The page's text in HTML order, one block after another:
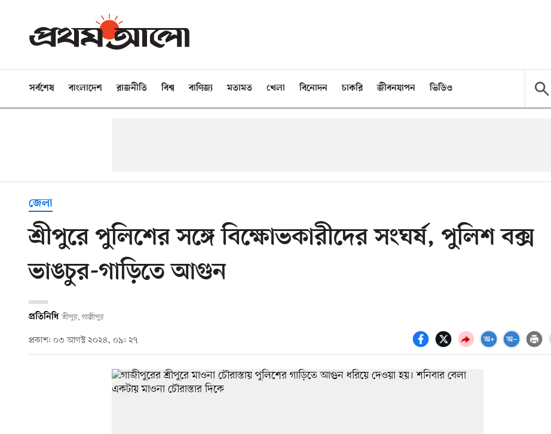
সর্বশেষ বাংলাদেশ রাজনীতি বিশ্ব বাণিজ্য মতামত খেলা বিনোদন চাকরি জীবনযাপন ভিডিও
জেলা
শ্রীপুরে পুলিশের সঙ্গে বিক্ষোভকারীদের সংঘর্ষ, পুলিশ বক্স
ভাঙচুর-গাড়িতে আগুন
প্রতিনিধি শ্রীপুর, গাজীপুর
প্রকাশ: ০৩ আগস্ট ২০২৪, ০৯: ২৭